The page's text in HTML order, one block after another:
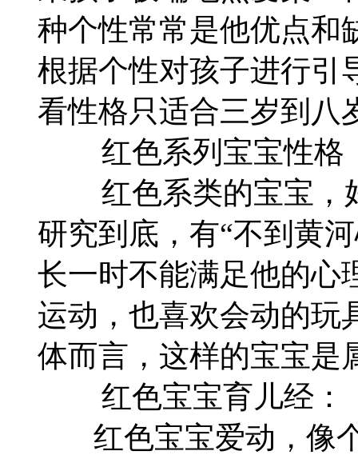
种个性常常是他优点和
根据个性对孩子进行引
看性格只适合三岁到八
红色系列宝宝性格
红色系类的宝宝，
研究到底，有“不到黄
长一时不能满足他的心
运动，也喜欢会动的玩
体而言，这样的宝宝是
红色宝宝育儿经：
红色宝宝爱动，像个